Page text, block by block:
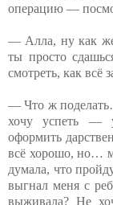
операцию —
— Алла, ну как же
ты просто
смотреть, как всё
— Что ж
хочу успеть —
оформить
всё хорошо, но…
думала, что
выгнал меня с
выживала? Не